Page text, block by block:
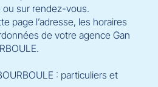
sur rendez-vous.
page l’adresse, les horaires
de votre agence Gan
: particuliers et